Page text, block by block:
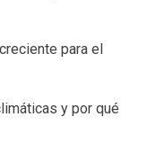
para el
y por qué